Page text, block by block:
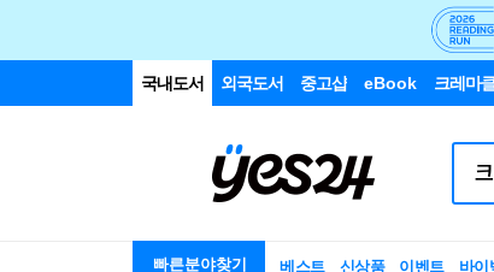
국내도서 외국도서 중고샵 eBook 크레마
빠른분야찾기 베스트 신상품 이벤트 바이